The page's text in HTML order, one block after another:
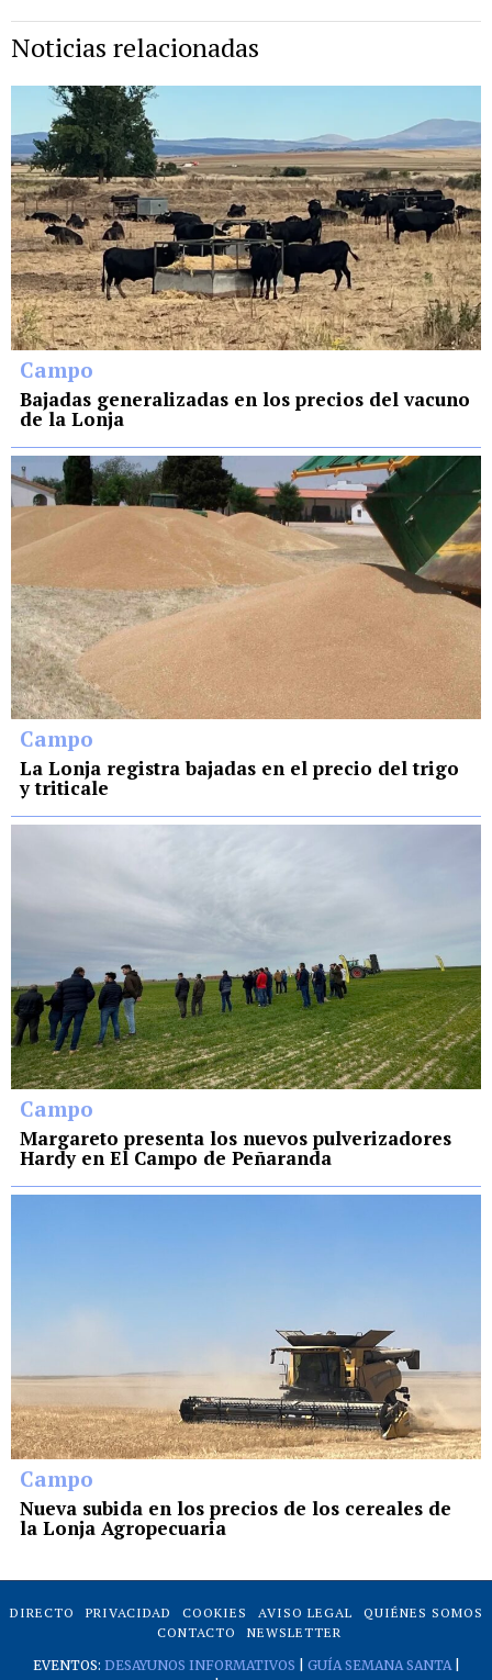
Noticias relacionadas
Campo
Bajadas generalizadas en los precios del vacuno
de la Lonja
Campo
La Lonja registra bajadas en el precio del trigo
y triticale
Campo
Margareto presenta los nuevos pulverizadores
Hardy en El Campo de Peñaranda
Campo
Nueva subida en los precios de los cereales de
la Lonja Agropecuaria
DIRECTO PRIVACIDAD COOKIES AVISO LEGAL
QUIÉNES SOMOS
CONTACTO
NEWSLETTER
EVENTOS: DESAYUNOS INFORMATIVOS GUÍA SEMANA SANTA|